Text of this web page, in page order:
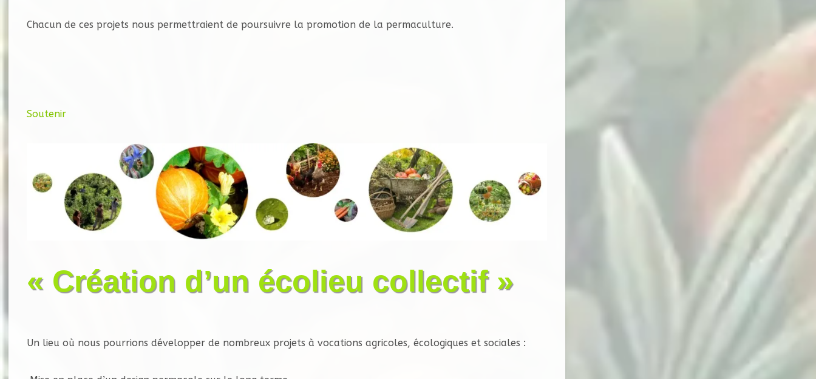
Chacun de ces projets nous permettraient de poursuivre la promotion de la permaculture.
Soutenir
« Création d’un écolieu collectif »
Un lieu où nous pourrions développer de nombreux projets à vocations agricoles, écologiques et sociales :